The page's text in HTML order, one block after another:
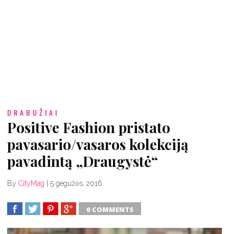
DRABUŽIAI
Positive Fashion pristato
pavasario/vasaros kolekciją
pavadintą „Draugystė“
By CityMag 5 gegužės, 2016
0 COMMENTS